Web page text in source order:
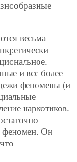
весьма
и все более
феномены (и
наркотиков.
феномен. Он